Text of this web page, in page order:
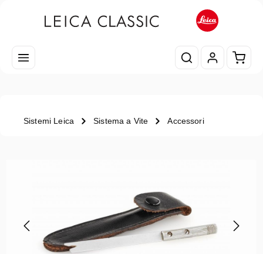
Il
Sistemi Leica Sistema a Vite Accessori